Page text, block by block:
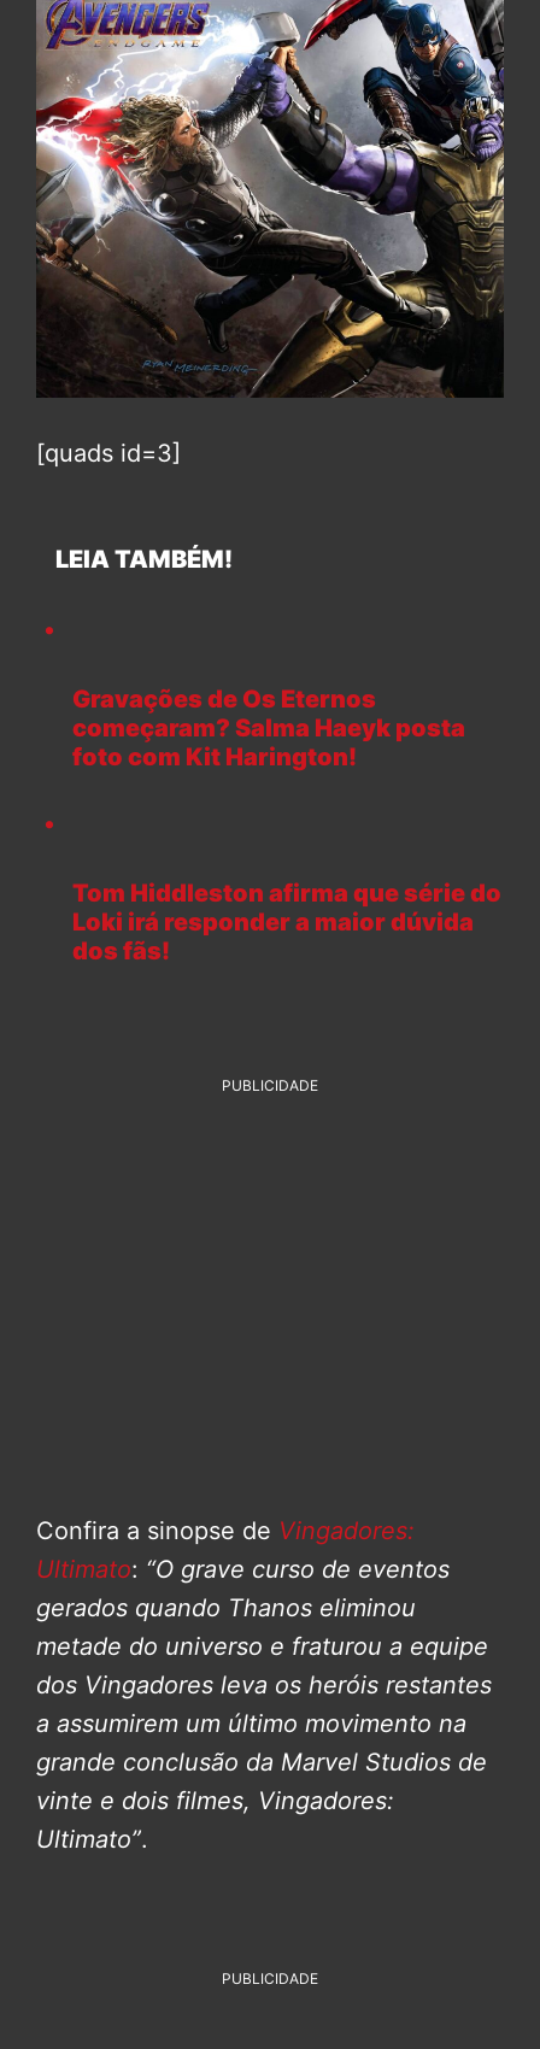
[quads id=3]
LEIA TAMBÉM!
Gravações de Os Eternos
começaram? Salma Haeyk posta
foto com Kit Harington!
Tom Hiddleston afirma que série do
Loki irá responder a maior dúvida
dos fãs!
PUBLICIDADE
Confira a sinopse de Vingadores:
Ultimato: “O grave curso de eventos
gerados quando Thanos eliminou
metade do universo e fraturou a equipe
dos Vingadores leva os heróis restantes
a assumirem um último movimento na
grande conclusão da Marvel Studios de
vinte e dois filmes, Vingadores:
Ultimato”.
PUBLICIDADE